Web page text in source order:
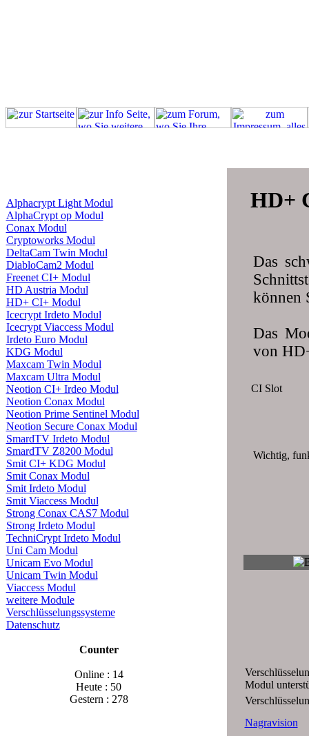
Alphacrypt Light Modul
AlphaCrypt op Modul
Conax Modul
Cryptoworks Modul
DeltaCam Twin Modul
DiabloCam2 Modul
Freenet CI+ Modul
HD Austria Modul
HD+ CI+ Modul
Icecrypt Irdeto Modul
Icecrypt Viaccess Modul
Irdeto Euro Modul
KDG Modul
Maxcam Twin Modul
Maxcam Ultra Modul
Neotion CI+ Irdeo Modul
Neotion Conax Modul
Neotion Prime Sentinel Modul
Neotion Secure Conax Modul
SmardTV Irdeto Modul
SmardTV Z8200 Modul
Smit CI+ KDG Modul
Smit Conax Modul
Smit Irdeto Modul
Smit Viaccess Modul
Strong Conax CAS7 Modul
Strong Irdeto Modul
TechniCrypt Irdeto Modul
Uni Cam Modul
Unicam Evo Modul
Unicam Twin Modul
Viaccess Modul
weitere Module
Verschlüsselungssysteme
Datenschutz
Counter
Online : 14
Heute : 50
Gestern : 278
HD+
Das
können
Das
von
CI Slot
Wichtig,
Modul
Nagravision